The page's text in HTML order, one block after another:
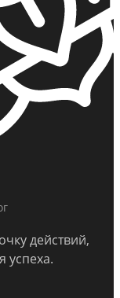
действий,
успеха.